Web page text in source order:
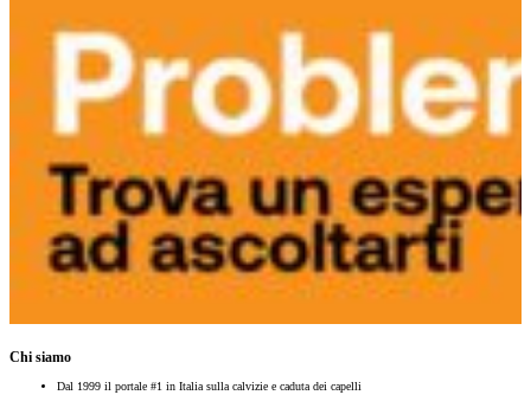
Chi siamo
Dal 1999 il portale #1 in Italia sulla calvizie e caduta dei capelli